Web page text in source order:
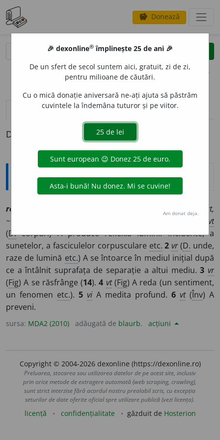
savings Donează
clear
opțiuni
definiții (1) pronunțievolume_up (36)
Definiția cu ID-ul 1172322:
Explicative DEX
reflect
ct,
~t
vt
(D.corpuri) A produce reflexia luminii incidente, a
sunetelor, a fasciculelor corpusculare etc. 2 vr(D. unde,
raze de lumină etc.) A se întoarce în mediul inițial după
ce a întâlnit suprafața de separație a altui mediu.3 vr
(Fig) A se răsfrânge (14).4 vt(Fig) A reda (un sentiment,
un fenomen etc.). 5 vi A medita profund. 6 vt(Înv) A
preveni.
sursa: MDA2 (2010) adăugată de blaurb. acțiuni
Copyright © 2004-2026 dexonline (https://dexonline.ro)
Preluarea, stocarea sau utilizarea datelor de pe acest site, inclusiv
prin orice metode de extragere automată (web scraping, crawling),
sunt strict interzise fără acordul nostru prealabil scris, cu excepția
seturilor de date oferite oficial spre utilizare publică (vezi licența).
licență confidențialitate găzduit de Hosterion
🎉 dexonline® împlinește 25 de ani 🎉
De un sfert de secol suntem aici, gratuit, zi de zi,
pentru milioane de căutări.
Cu o mică donație aniversară ne-ați ajuta să păstrăm
cuvintele la îndemâna tuturor și pe viitor.
Am donat deja.